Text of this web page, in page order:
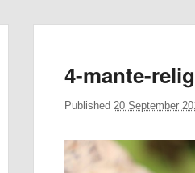
4-mante-
Published 20 September